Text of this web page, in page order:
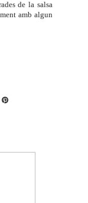
de la salsa
amb algun